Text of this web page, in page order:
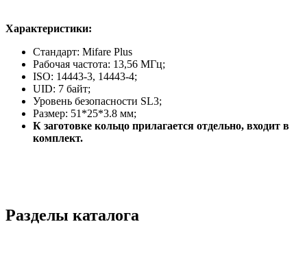
Характеристики:
Стандарт: Mifare Plus
Рабочая частота: 13,56 МГц;
ISO: 14443-3, 14443-4;
UID: 7 байт;
Уровень безопасности SL3;
Размер: 51*25*3.8 мм;
К заготовке кольцо прилагается отдельно, входит в
комплект.
Разделы каталога